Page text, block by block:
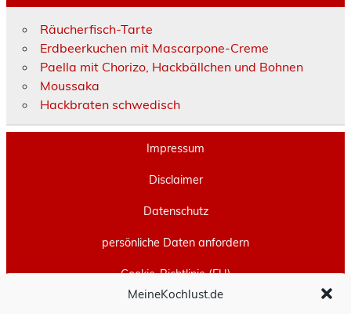
MeineKochlust.de
Räucherfisch-Tarte
Erdbeerkuchen mit Mascarpone-Creme
Paella mit Chorizo, Hackbällchen und Bohnen
Moussaka
Hackbraten schwedisch
Impressum
Disclaimer
Datenschutz
persönliche Daten anfordern
Cookie-Richtlinie (EU)